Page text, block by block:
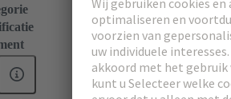
Connectors
Type M
Mannelijke connector
DIN 41612